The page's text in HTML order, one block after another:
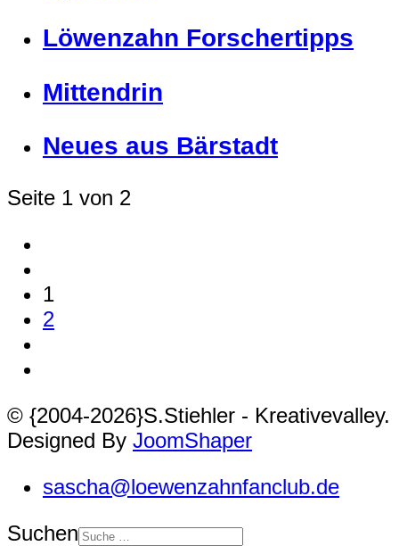
Löwenzahn Forschertipps
Mittendrin
Neues aus Bärstadt
Seite 1 von 2
1
2
© {2004-2026}S.Stiehler - Kreativevalley.
Designed By JoomShaper
sascha@loewenzahnfanclub.de
Suchen